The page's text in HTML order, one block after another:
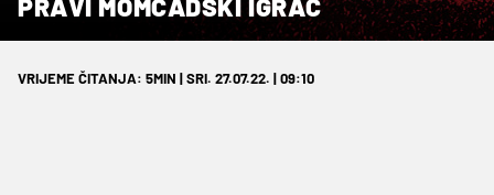
PRAVI MOMČADSKI IGRAČ
VRIJEME ČITANJA: 5MIN | SRI. 27.07.22. | 09:10